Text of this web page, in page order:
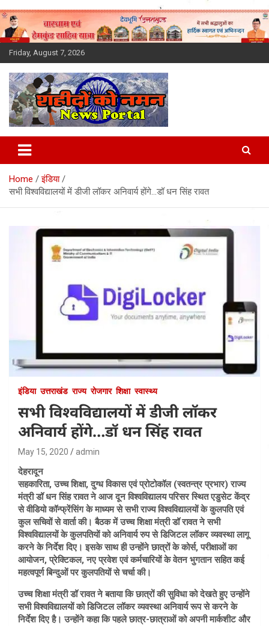
Skip
to
content
Friday, August 7, 2026
Latest News Today, Breaking
News, Uttarakhand News in
Hindi
Home
इंडिया
सभी विश्वविद्यालयों में डीजी लॉकर अनिवार्य होंगे…डॉ धन सिंह रावत
इंडिया उत्तराखंड राज्य रोजगार शिक्षा स्वास्थ्य
सभी विश्वविद्यालयों में डीजी लॉकर
अनिवार्य होंगे…डॉ धन सिंह रावत
May 15, 2020 admin
देहरादून
सहकारिता, उच्च शिक्षा, दुग्ध विकास एवं प्रोटोकॉल (स्वतन्त्र प्रभार) राज्य
मंत्री डॉ धन सिंह रावत ने आज दून विश्वविद्यालय परिसर स्थित एडुसेट केंद्र
से वीडियो कॉन्फ्रेंसिंग के माध्यम से सभी राज्य विश्वविद्यालयों के कुलपति एवं
कुल सचिवों से वार्ता की। बैठक में उच्च शिक्षा मंत्री डॉ रावत ने सभी
विश्वविद्यालयों के कुलपतियों को अनिवार्य रुप से डिजिटल लॉकर व्यवस्था लागू
करने के निर्देश दिए। इसके साथ ही उन्होंने छात्रों के कोर्स, परीक्षाओं का
आयोजन, प्रेक्टिकल, नए प्रवेश एवं कर्मचारियों के वेतन भुगतान सहित कई
महत्वपूर्ण बिन्दुओं पर कुलपतियों से चर्चा की।
उच्च शिक्षा मंत्री डॉ रावत ने बताया कि छात्रों की सुविधा को देखते हुए उन्होंने
सभी विश्वविद्यालयों को डिजिटल लॉकर व्यवस्था अनिवार्य रूप से करने के
निर्देश दिए है। उन्होंने कहा कि पहले छात्र-छात्राओं को अपनी मार्कशीट और